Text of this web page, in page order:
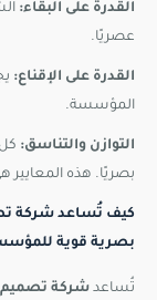
القدرة على البقاء:
عصريًا.
القدرة على الإقناع:
المؤسسة.
التوازن والتناسق:
بصريًا. هذه
كيف تُساعد شركة
بصرية قوية
تُساعد شركة